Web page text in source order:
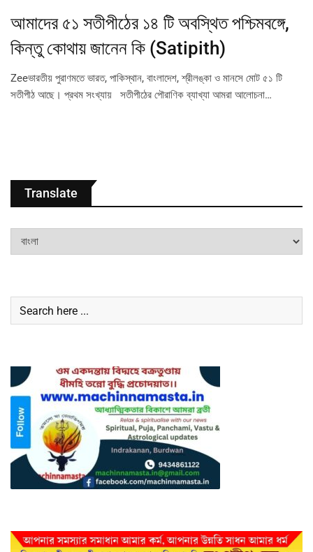
আমাদের ৫১ সতীপীঠের ১৪ টি অবস্থিত পশ্চিমবঙ্গে,
কিন্তু কোথায় জানেন কি (Satipith)
Zeeভারতীয় পুরাণমতে ভারত, পাকিস্থান, বাংলাদেশ, শ্রীলঙ্কা ও মানসে মোট ৫১ টি
সতীপীঠ আছে। প্রথম সংখ্যায় সতীপীঠের পৌরাণিক ব্যাখ্যা আমরা আলোচনা…
Translate